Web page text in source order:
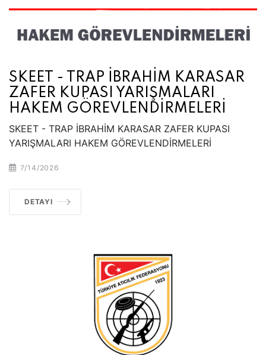
SKEET - TRAP İBRAHİM KARASAR
ZAFER KUPASI YARIŞMALARI
HAKEM GÖREVLENDİRMELERİ
SKEET - TRAP İBRAHİM KARASAR ZAFER KUPASI
YARIŞMALARI HAKEM GÖREVLENDİRMELERİ
7/14/2026
DETAYI